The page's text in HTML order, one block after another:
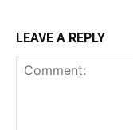
LEAVE A REPLY